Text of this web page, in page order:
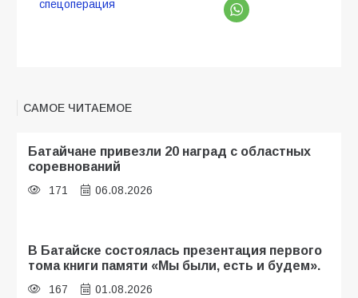
спецоперация
САМОЕ ЧИТАЕМОЕ
Батайчане привезли 20 наград с областных
соревнований
171 06.08.2026
В Батайске состоялась презентация первого
тома книги памяти «Мы были, есть и будем».
167 01.08.2026